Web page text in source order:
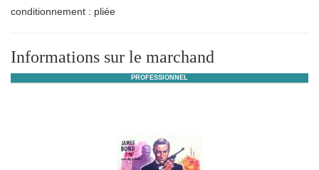
conditionnement : pliée
Informations sur le marchand
PROFESSIONNEL